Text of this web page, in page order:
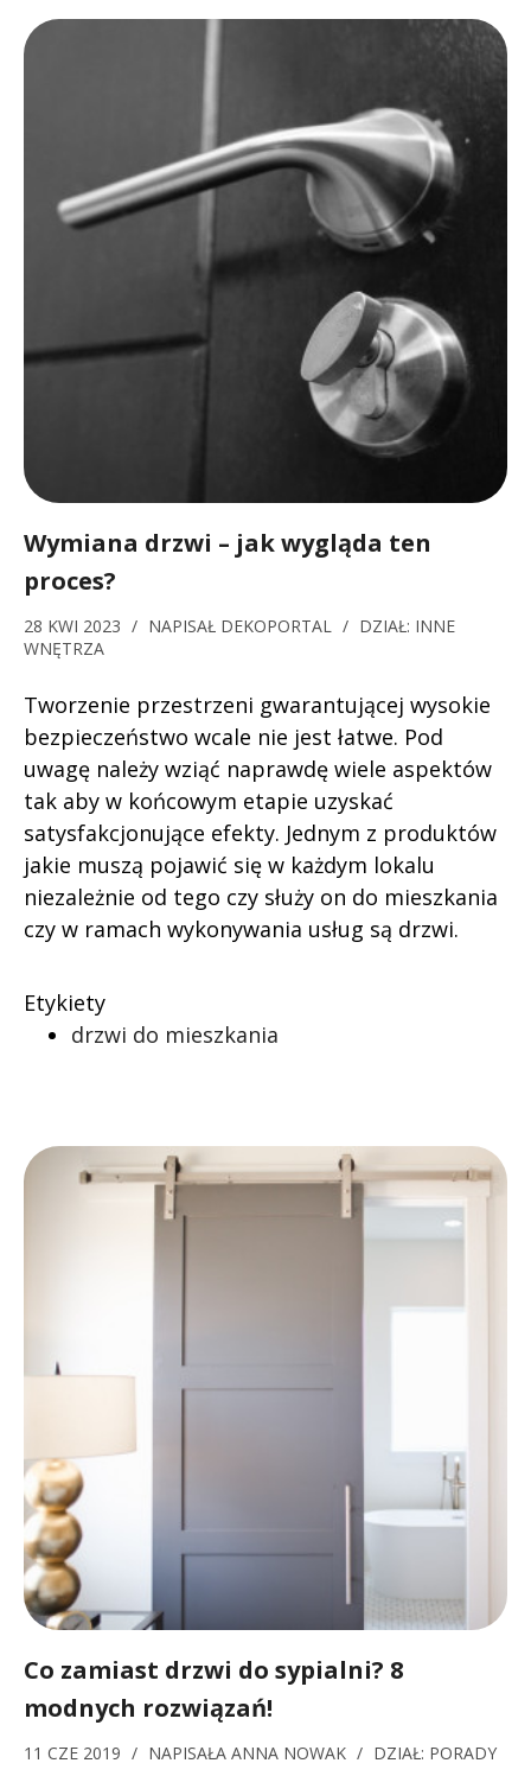
Wymiana drzwi – jak wygląda ten
proces?
28 KWI 2023 / NAPISAŁ DEKOPORTAL / DZIAŁ: INNE
WNĘTRZA
Tworzenie przestrzeni gwarantującej wysokie
bezpieczeństwo wcale nie jest łatwe. Pod
uwagę należy wziąć naprawdę wiele aspektów
tak aby w końcowym etapie uzyskać
satysfakcjonujące efekty. Jednym z produktów
jakie muszą pojawić się w każdym lokalu
niezależnie od tego czy służy on do mieszkania
czy w ramach wykonywania usług są drzwi.
Etykiety
drzwi do mieszkania
Co zamiast drzwi do sypialni? 8
modnych rozwiązań!
11 CZE 2019 / NAPISAŁA ANNA NOWAK / DZIAŁ: PORADY